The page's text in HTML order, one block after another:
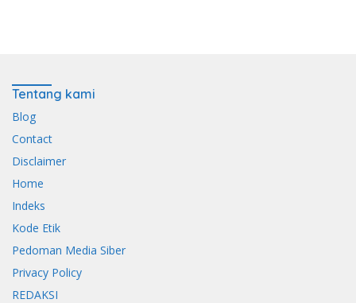
Tentang kami
Blog
Contact
Disclaimer
Home
Indeks
Kode Etik
Pedoman Media Siber
Privacy Policy
REDAKSI